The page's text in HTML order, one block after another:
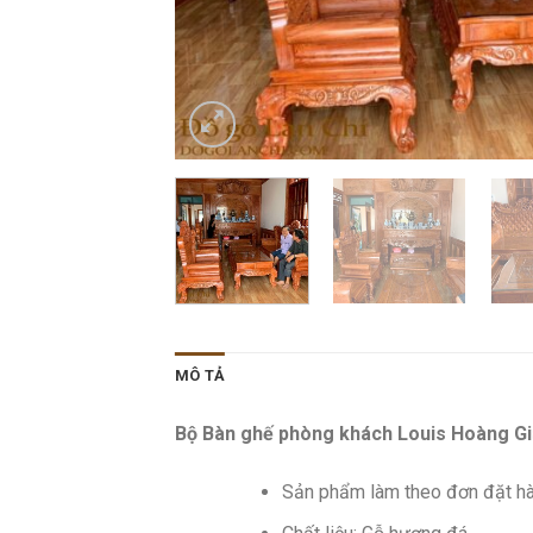
MÔ TẢ
Bộ Bàn ghế phòng khách Louis Hoàng
Sản phẩm làm theo đơn đặt